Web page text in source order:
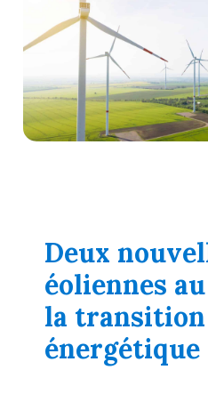
Deux
éoliennes
la transition
énergétique